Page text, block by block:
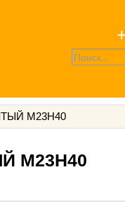
M23H40